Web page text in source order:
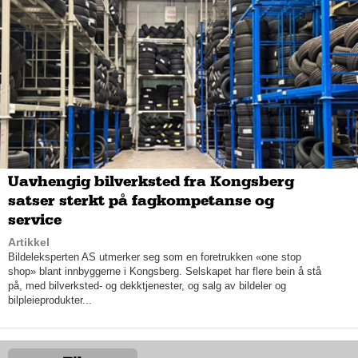
Skoleroboter, palletering og sveising
Andersen understreker at investeringsviljen blant store aktører
i norsk produksjonsindustri har vært nøktern, og at flere
produksjonsbedrifter ønsker å leie maskiner istedenfor å kjøpe.
Han uttrykker derimot at mindre og yngre bedrifter ofte viser en
større interesse for fremtidsrettet robotikk. Auro har blant annet
en svært høy kompetanse innenfor kollaborative roboter, som
kommer norske produksjonsbedrifter til gode. Selskapet
bedriver kontinuerlig produktutvikling på robotsiden, med
fremtidsrettede løsninger innen skoleroboter, palletering og
sveising.
Uavhengig bilverksted fra Kongsberg
satser sterkt på fagkompetanse og
service
Artikkel
Bildeleksperten AS utmerker seg som en foretrukken «one stop
shop» blant innbyggerne i Kongsberg. Selskapet har flere bein å stå
på, med bilverksted- og dekktjenester, og salg av bildeler og
bilpleieprodukter...